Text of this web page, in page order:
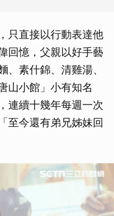
只直接以行動表達他
回憶，父親以好手藝
、素什錦、清雞湯、
山小館」小有知名
連續十幾年每週一次
至今還有弟兄姊妹回